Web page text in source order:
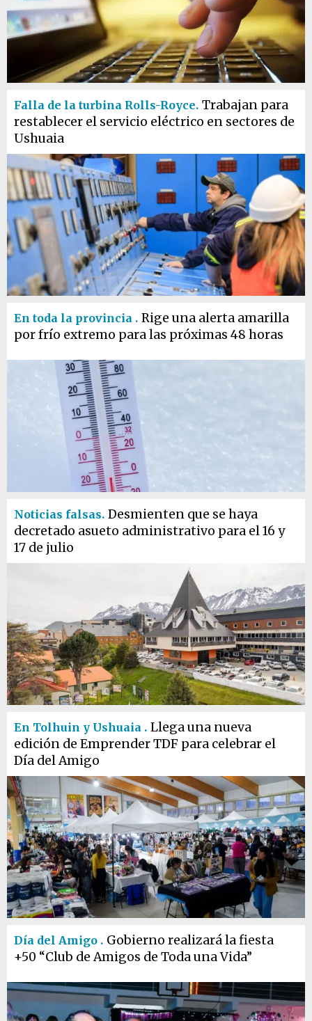
Falla de la turbina Rolls-Royce. Trabajan para
restablecer el servicio eléctrico en sectores de
Ushuaia
En toda la provincia . Rige una alerta amarilla
por frío extremo para las próximas 48 horas
Noticias falsas. Desmienten que se haya
decretado asueto administrativo para el 16 y
17 de julio
En Tolhuin y Ushuaia . Llega una nueva
edición de Emprender TDF para celebrar el
Día del Amigo
Día del Amigo . Gobierno realizará la fiesta
+50 “Club de Amigos de Toda una Vida”